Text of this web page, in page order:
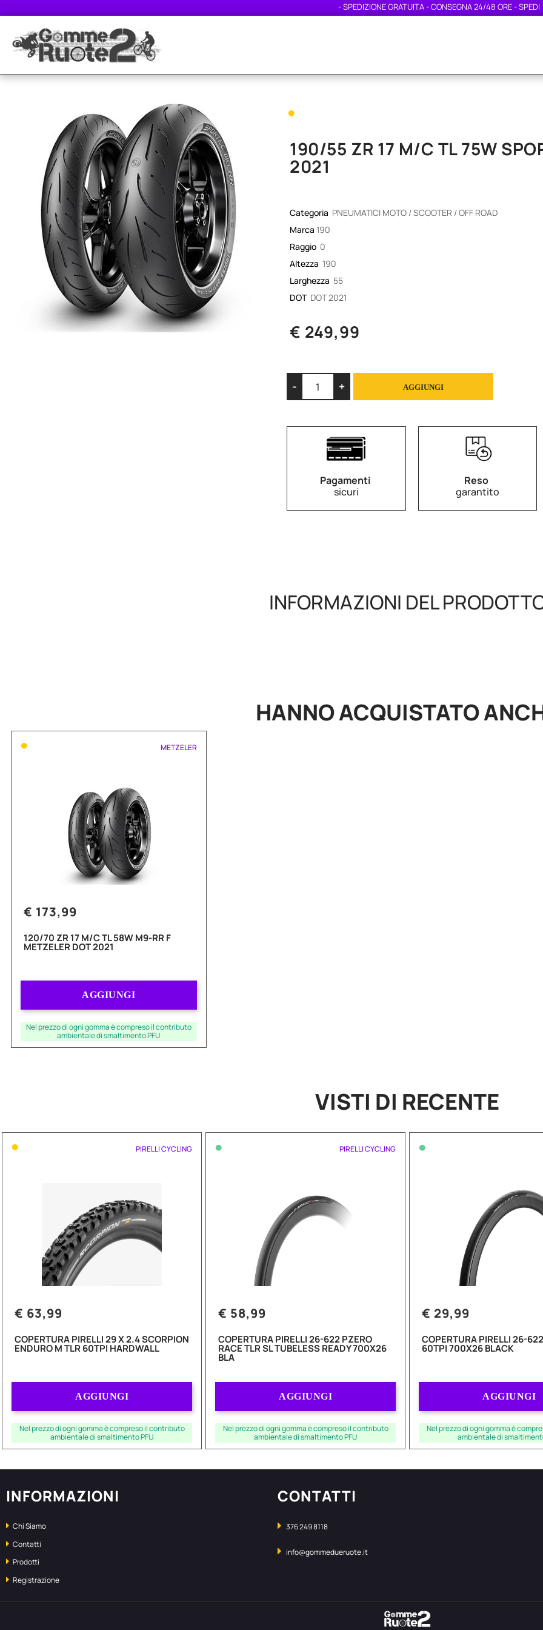
- SPEDIZIONE GRATUITA - CONSEGNA 24/48 ORE -
•
190/55 ZR 17 M/C TL 75W
2021
Categoria PNEUMATICI MOTO / SCOOTER / OFF ROAD
Marca 190
Raggio 0
Altezza 190
Larghezza 55
DOT DOT 2021
€ 249,99
AGGIUNGI
Pagamenti
sicuri
Reso
garantito
INFORMAZIONI DEL
HANNOACQUISTATO
• METZELER
€ 173,99
120/70 ZR 17 M/C TL 58W M9-RR F
METZELER DOT 2021
AGGIUNGI
Nel prezzo di ogni gomma è compreso il contributo
ambientale di smaltimento PFU
VISTI DI RECENTE
• PIRELLI CYCLING
€ 63,99
COPERTURA PIRELLI 29 X 2.4 SCORPION
ENDURO M TLR 60TPI HARDWALL
AGGIUNGI
Nel prezzo di ogni gomma è compreso il contributo
ambientale di smaltimento PFU
• PIRELLI CYCLING
€ 58,99
COPERTURA PIRELLI 26-622 PZERO
RACE TLR SL TUBELESS READY 700X26
BLA
AGGIUNGI
Nel prezzo di ogni gomma è compreso il contributo
ambientale di smaltimento PFU
•
€ 29,99
COPERTURA PIRELLI 26-
60TPI 700X26 BLACK
AGGIUNGI
Nel prezzo di ogni gomma è
ambientale di
INFORMAZIONI
Chi Siamo
Contatti
Prodotti
Registrazione
CONTATTI
376 249 8118
info@gommedueruote.it